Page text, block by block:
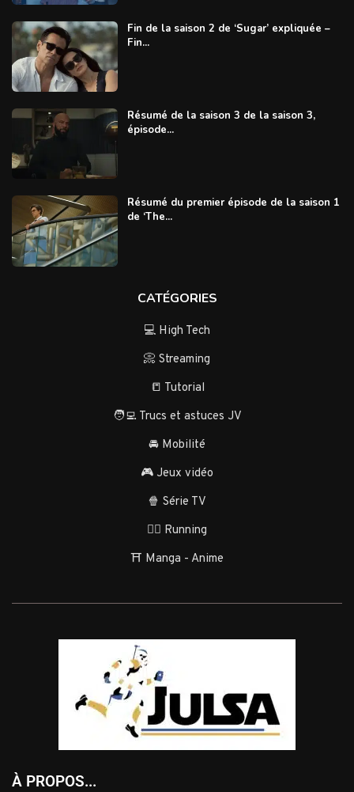
Fin de la saison 2 de ‘Sugar’ expliquée –
Fin...
Résumé de la saison 3 de la saison 3,
épisode...
Résumé du premier épisode de la saison 1
de ‘The...
CATÉGORIES
💻 High Tech
📀 Streaming
📒 Tutorial
🧑‍💻 Trucs et astuces JV
🚘 Mobilité
🎮 Jeux vidéo
🍿 Série TV
🏃‍♂️ Running
⛩️ Manga - Anime
À PROPOS...